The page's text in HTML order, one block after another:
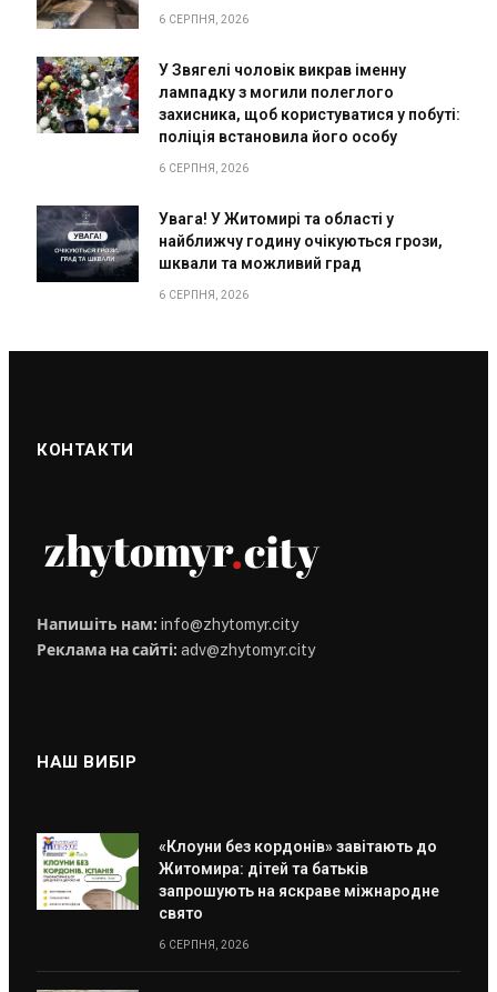
6 СЕРПНЯ, 2026
У Звягелі чоловік викрав іменну
лампадку з могили полеглого
захисника, щоб користуватися у побуті:
поліція встановила його особу
6 СЕРПНЯ, 2026
Увага! У Житомирі та області у
найближчу годину очікуються грози,
шквали та можливий град
6 СЕРПНЯ, 2026
КОНТАКТИ
Напишіть нам: info@zhytomyr.city
Реклама на сайті: adv@zhytomyr.city
НАШ ВИБІР
«Клоуни без кордонів» завітають до
Житомира: дітей та батьків
запрошують на яскраве міжнародне
свято
6 СЕРПНЯ, 2026